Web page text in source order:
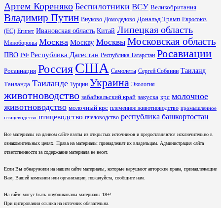
Артем Кореняко Беспилотники ВСУ Великобритания
Владимир Путин Внуково Домодедово Дональд Трамп Евросоюз
(ЕС) Египет Ивановская область Китай Липецкая область
Минобороны Москва Москву Москвы Московская область
ПВО РФ Республика Дагестан Республика Татарстан Росавиации
Росавиация РоссияСША Самолеты Сергей Собянин Таиланд
Таиланда Таиланде Турции Украина Экология
животноводство забайкальский край закуска крс молочное
животноводство молочный крс племенное животноводство промышленное
птицеводство птицеводство пчеловодство республика башкортостан
Все материалы на данном сайте взяты из открытых источников и предоставляются исключительно в
ознакомительных целях. Права на материалы принадлежат их владельцам. Администрация сайта
ответственности за содержание материала не несет.
Если Вы обнаружили на нашем сайте материалы, которые нарушают авторские права, принадлежащие
Вам, Вашей компании или организации, пожалуйста, сообщите нам.
На сайте могут быть опубликованы материалы 18+!
При цитировании ссылка на источник обязательна.